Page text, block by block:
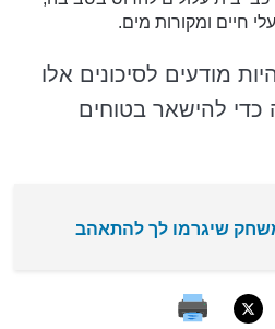
חיים ומקורות מים.
מודעים לסיכונים אלו
כדי להישאר בטוחים
שיגרמו לך להתאהב